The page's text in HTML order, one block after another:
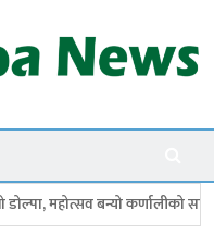
सांगीतिक उत्सव